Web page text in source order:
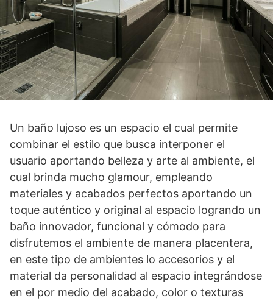
Un baño lujoso es un espacio el cual permite
combinar el estilo que busca interponer el
usuario aportando belleza y arte al ambiente, el
cual brinda mucho glamour, empleando
materiales y acabados perfectos aportando un
toque auténtico y original al espacio logrando un
baño innovador, funcional y cómodo para
disfrutemos el ambiente de manera placentera,
en este tipo de ambientes lo accesorios y el
material da personalidad al espacio integrándose
en el por medio del acabado, color o texturas